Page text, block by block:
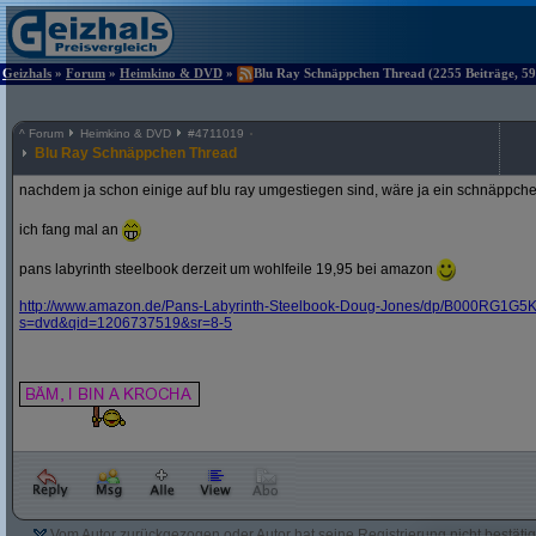
Geizhals » Forum » Heimkino & DVD » Blu Ray Schnäppchen Thread (2255 Beiträge,
^ Forum Heimkino & DVD #4711019
Blu Ray Schnäppchen Thread
nachdem ja schon einige auf blu ray umgestiegen sind, wäre ja ein
ich fang mal an
pans labyrinth steelbook derzeit um wohlfeile 19,95 bei amazon
http://www.amazon.de/Pans-Labyrinth-Steelbook-Doug-Jones/dp/
s=dvd&qid=1206737519&sr=8-5